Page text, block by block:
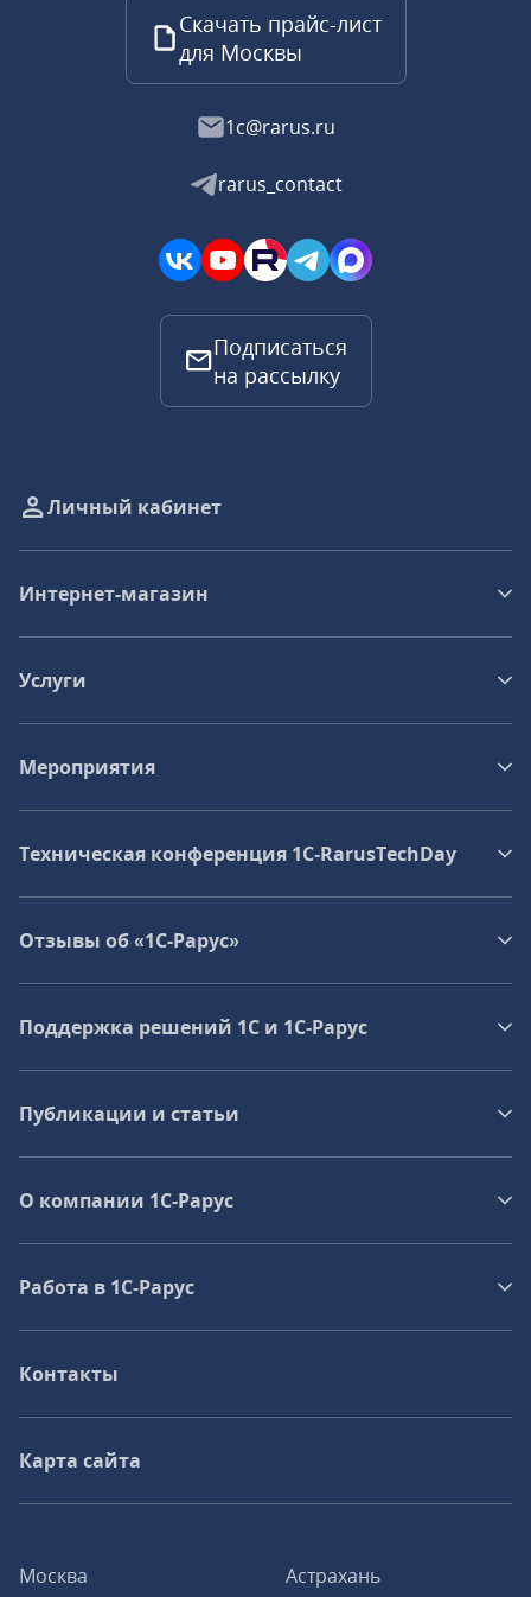
Скачать прайс-лист
для Москвы
1c@rarus.ru
rarus_contact
Подписаться
на рассылку
Москва
Астрахань
Личный кабинет
Интернет-магазин
Услуги
Мероприятия
Техническая конференция 1C‑RarusTechDay
Отзывы об «1С-Рарус»
Поддержка решений 1С и 1С‑Рарус
Публикации и статьи
О компании 1C-Рарус
Работа в 1С‑Рарус
Контакты
Карта сайта